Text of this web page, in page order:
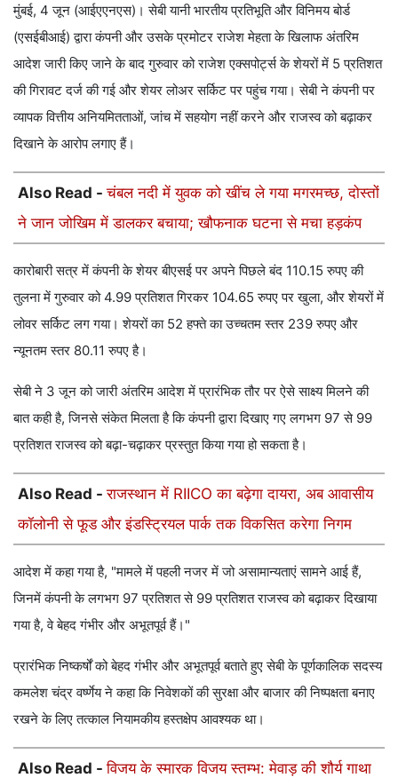
मुंबई, 4 जून (आईएएनएस)। सेबी यानी भारतीय प्रतिभूति और विनिमय बोर्ड
(एसईबीआई) द्वारा कंपनी और उसके प्रमोटर राजेश मेहता के खिलाफ अंतरिम
आदेश जारी किए जाने के बाद गुरुवार को राजेश एक्सपोर्ट्स के शेयरों में 5 प्रतिशत
की गिरावट दर्ज की गई और शेयर लोअर सर्किट पर पहुंच गया। सेबी ने कंपनी पर
व्यापक वित्तीय अनियमितताओं, जांच में सहयोग नहीं करने और राजस्व को बढ़ाकर
दिखाने के आरोप लगाए हैं।
Also Read -चंबल नदी में युवक को खींच ले गया मगरमच्छ, दोस्तों
ने जान जोखिम में डालकर बचाया; खौफनाक घटना से मचा हड़कंप
कारोबारी सत्र में कंपनी के शेयर बीएसई पर अपने पिछले बंद 110.15 रुपए की
तुलना में गुरुवार को 4.99 प्रतिशत गिरकर 104.65 रुपए पर खुला, और शेयरों में
लोवर सर्किट लग गया। शेयरों का 52 हफ्ते का उच्चतम स्तर 239 रुपए और
न्यूनतम स्तर 80.11 रुपए है।
सेबी ने 3 जून को जारी अंतरिम आदेश में प्रारंभिक तौर पर ऐसे साक्ष्य मिलने की
बात कही है, जिनसे संकेत मिलता है कि कंपनी द्वारा दिखाए गए लगभग 97 से 99
प्रतिशत राजस्व को बढ़ा-चढ़ाकर प्रस्तुत किया गया हो सकता है।
Also Read -राजस्थान में RIICO का बढ़ेगा दायरा, अब आवासीय
कॉलोनी से फूड और इंडस्ट्रियल पार्क तक विकसित करेगा निगम
आदेश में कहा गया है, "मामले में पहली नजर में जो असामान्यताएं सामने आई हैं,
जिनमें कंपनी के लगभग 97 प्रतिशत से 99 प्रतिशत राजस्व को बढ़ाकर दिखाया
गया है, वे बेहद गंभीर और अभूतपूर्व हैं।"
प्रारंभिक निष्कर्षों को बेहद गंभीर और अभूतपूर्व बताते हुए सेबी के पूर्णकालिक सदस्य
कमलेश चंद्र वर्ष्णेय ने कहा कि निवेशकों की सुरक्षा और बाजार की निष्पक्षता बनाए
रखने के लिए तत्काल नियामकीय हस्तक्षेप आवश्यक था।
Also Read -विजय के स्मारक विजय स्तम्भ: मेवाड़ की शौर्य गाथा